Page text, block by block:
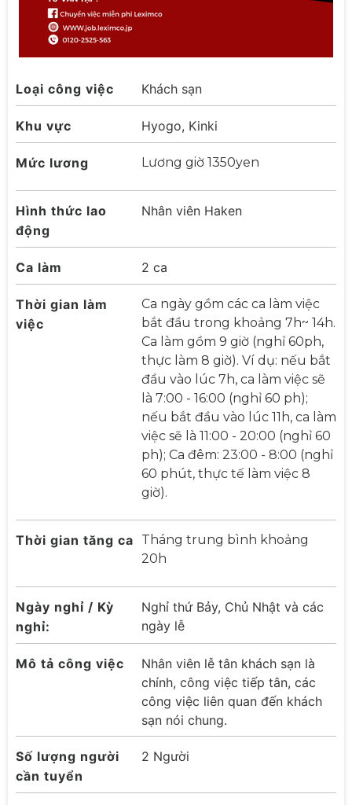
Loại công việc Khách sạn
Khu vực Hyogo, Kinki
Mức lương Lương giờ 1350yen
Hình thức lao
động
Nhân viên Haken
Ca làm 2 ca
Thời gian làm
việc
Ca ngày gồm các ca làm việc
bắt đầu trong khoảng 7h~ 14h.
Ca làm gồm 9 giờ (nghỉ 60ph,
thực làm 8 giờ). Ví dụ: nếu bắt
đầu vào lúc 7h, ca làm việc sẽ
là 7:00 - 16:00 (nghỉ 60 ph);
nếu bắt đầu vào lúc 11h, ca làm
việc sẽ là 11:00 - 20:00 (nghỉ 60
ph); Ca đêm: 23:00 - 8:00 (nghỉ
60 phút, thực tế làm việc 8
giờ).
Thời gian tăng ca
Tháng trung bình khoảng
20h
Ngày nghỉ / Kỳ
nghỉ:
Nghỉ thứ Bảy, Chủ Nhật và các
ngày lễ
Mô tả công việc
Nhân viên lễ tân khách sạn là
chính, công việc tiếp tân, các
công việc liên quan đến khách
sạn nói chung.
Số lượng người
cần tuyển
2 Người